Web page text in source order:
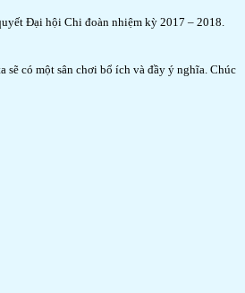
Đại hội Chi đoàn nhiệm kỳ 2017 – 2018.
có một sân chơi bổ ích và đầy ý nghĩa. Chúc